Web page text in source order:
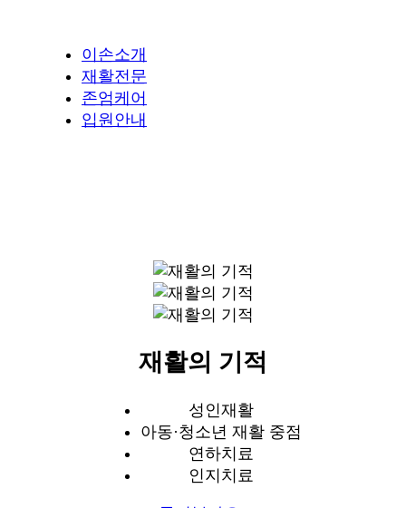
이손소개
재활전문
존엄케어
입원안내
재활의 기적
성인재활
아동·청소년 재활 중점
연하치료
인지치료